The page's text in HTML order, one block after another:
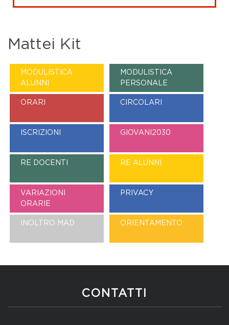
Mattei Kit
MODULISTICA
ALUNNI
MODULISTICA
PERSONALE
ORARI CIRCOLARI
ISCRIZIONI GIOVANI2030
RE DOCENTI RE ALUNNI
VARIAZIONI
ORARIE
PRIVACY
INOLTRO MAD ORIENTAMENTO
CONTATTI